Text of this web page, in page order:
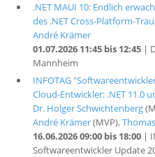
.NET MAUI 10: Endlich
des .NET Cross-Platform-
André Krämer
01.07.2026 11:45 bis 12:45|
Mannheim
INFOTAG
Cloud-Entwickler: .NET 11.0
Dr. Holger Schwichtenberg
André Krämer(MVP),
16.06.2026 09:00 bis 18:00|
Softwareentwickler Update